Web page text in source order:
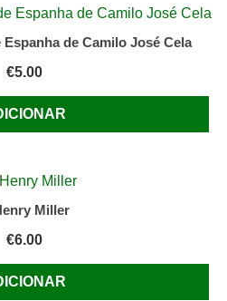
de Camilo José Cela
€5.00
Miller
€6.00